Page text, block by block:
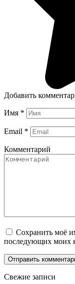
Добавить
Имя *
Email *
Комментарий
Сохранить моё
последующих моих
Свежие записи